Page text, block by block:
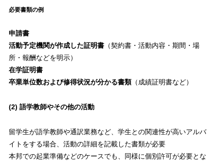
必要書類の例
申請書
活動予定機関が作成した証明書（契約書・活動内容・期間・場
所・報酬などを明示）
在学証明書
卒業単位数および修得状況が分かる書類（成績証明書など）
(2) 語学教師やその他の活動
留学生が語学教師や通訳業務など、学生との関連性が高いアルバ
イトをする場合、活動の詳細を記載した書類が必要
本邦での起業準備などのケースでも、同様に個別許可が必要とな